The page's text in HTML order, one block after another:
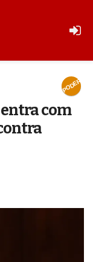
PODER
com